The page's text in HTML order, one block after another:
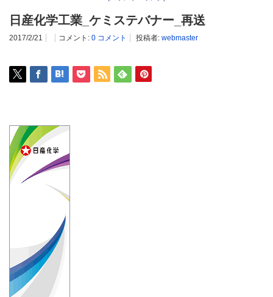
日産化学工業_ケミステバナー_再送
2017/2/21 コメント: 0 コメント 投稿者: webmaster